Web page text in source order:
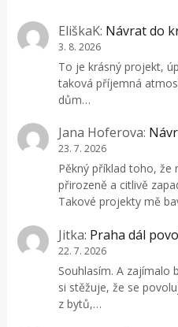
EliškaK: Návrat do
3. 8. 2026
To je krásný projekt,
taková příjemná
dům…
Jana Hoferova:
23. 7. 2026
Pěkný příklad toho,
přirozeně a citlivě
Takové projekty mě
Jitka: Praha dál
22. 7. 2026
Souhlasím. A zajímalo
si stěžuje, že se
z bytů,…